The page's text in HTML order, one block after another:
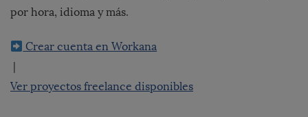
por hora, idioma y más.
Crear cuenta en Workana
|
Ver proyectos freelance disponibles